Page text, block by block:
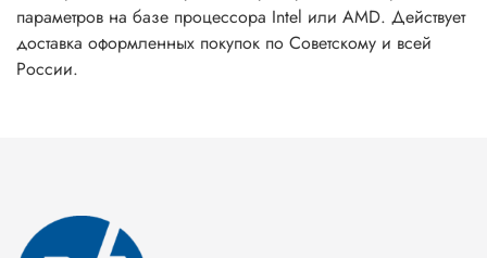
параметров на базе процессора Intel или AMD. Действует
доставка оформленных покупок по Советскому и всей
России.